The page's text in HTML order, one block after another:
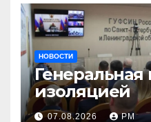
НОВОСТИ
Генеральная
изоляцией
07.08.2026 РМ